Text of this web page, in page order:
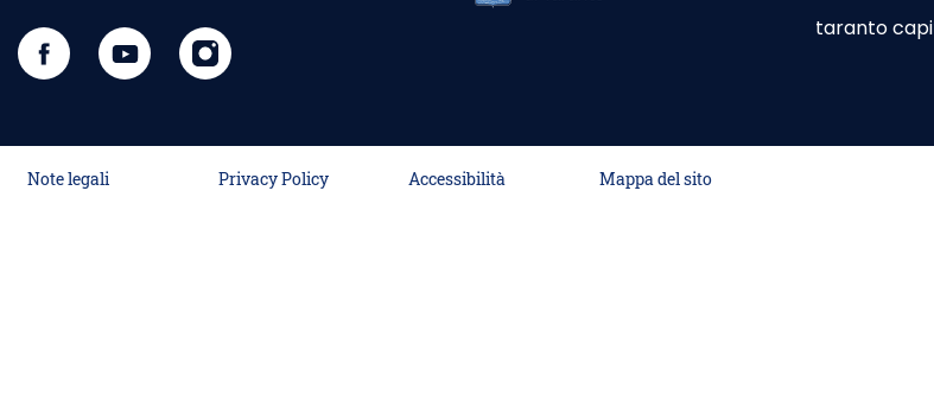
Seguici su Facebook
Outdoor Site - Opening in New Card
Visita il nostro canale Youtube
Outdoor Site - Opening in New Card
Seguici su Instagram
Outdoor Site - Opening in New Card
taranto
Note legali Privacy Policy Accessibilità Mappa del sito